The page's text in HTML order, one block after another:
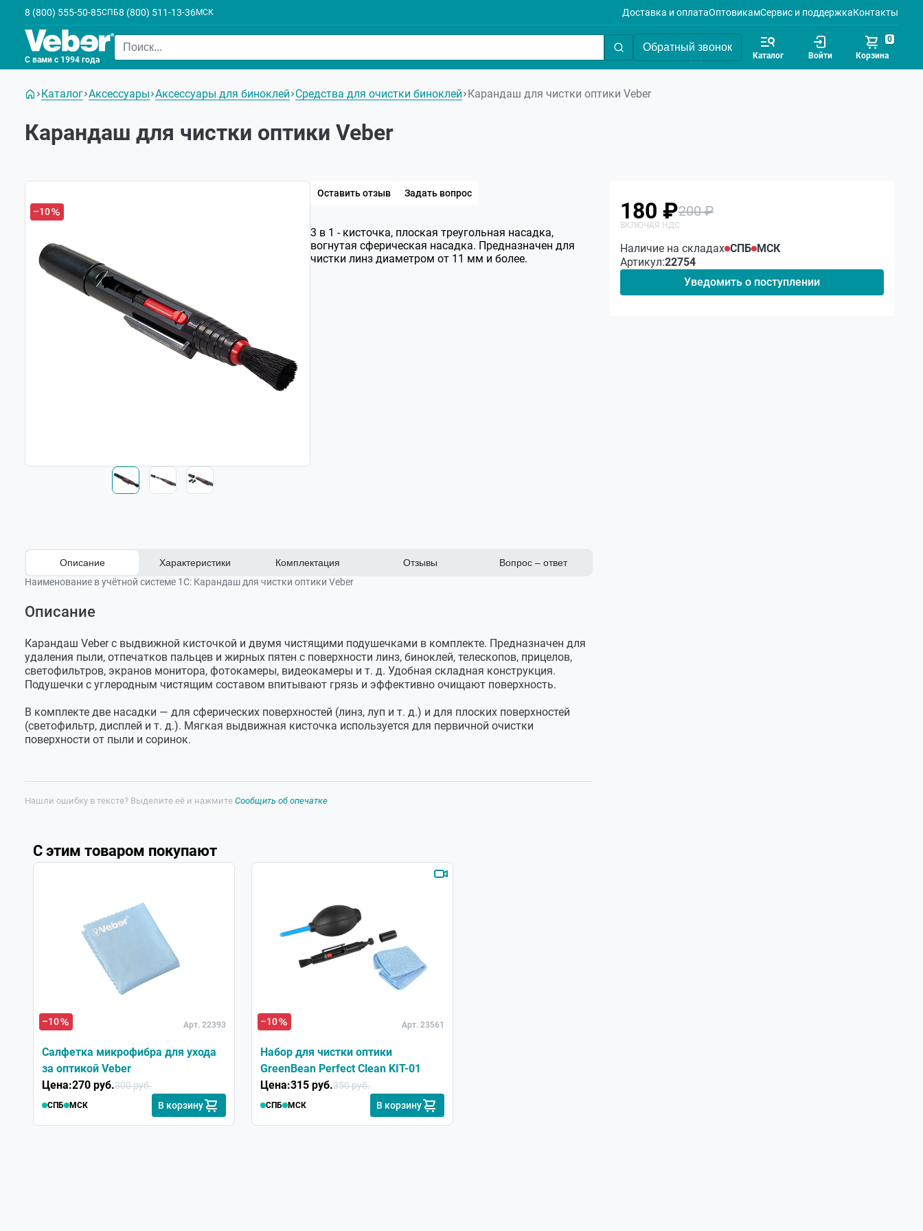
8 (800) 555-50-85СПБ8 (800) 511-13-36МСК Доставка и оплатаОптовикамСервис и поддержкаКонтакты
С вами с 1994 года
Обратный звонок
Каталог Войти Корзина
0
Каталог Аксессуары Аксессуары для биноклей Средства для очистки биноклей Карандаш для чистки оптики Veber
Карандаш для чистки оптики Veber
–10
Оставить отзыв Задать вопрос
3 в 1 - кисточка, плоская треугольная насадка,
вогнутая сферическая насадка. Предназначен для
чистки линз диаметром от 11 мм и более.
Описание Характеристики Комплектация Отзывы
Вопрос – ответ
Наименование в учётной системе 1С: Карандаш для чистки оптики Veber
Описание
Карандаш Veber с выдвижной кисточкой и двумя чистящими подушечками в комплекте. Предназначен для
удаления пыли, отпечатков пальцев и жирных пятен с поверхности линз, биноклей, телескопов, прицелов,
светофильтров, экранов монитора, фотокамеры, видеокамеры и т. д. Удобная складная конструкция.
Подушечки с углеродным чистящим составом впитывают грязь и эффективно очищают поверхность.
В комплекте две насадки — для сферических поверхностей (линз, луп и т. д.) и для плоских поверхностей
(светофильтр, дисплей и т. д.). Мягкая выдвижная кисточка используется для первичной очистки
поверхности от пыли и соринок.
Размер
Вес с
упаковкой
30 г
Карандаш для чистки оптики Veber
Насадка - 2 шт
Оставить отзыв
Задать вопрос
Нашли ошибку в тексте? Выделите её и нажмите Сообщить об опечатке
180 ₽200 ₽
Наличие на складах СПБ МСК
Артикул:22754
Уведомить о поступлении
С этим товаром покупают
–10 Арт. 22393
Салфетка микрофибра для ухода
за оптикой Veber
Цена:270 руб.300 руб.
СПБ МСК В корзину
–10 Арт. 23561
Набор для чистки оптики
GreenBean Perfect Clean KIT-01
Цена:315 руб.350 руб.
СПБ МСК В корзину